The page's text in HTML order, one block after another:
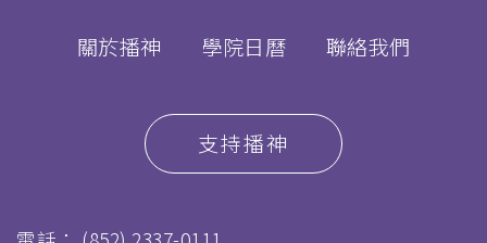
關於播神 學院日曆 聯絡我們
支持播神